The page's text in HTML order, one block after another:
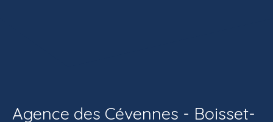
Agence des Cévennes - Boisset-